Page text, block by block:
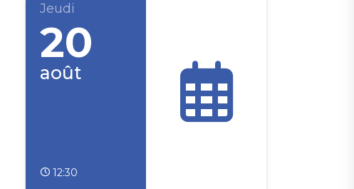
Jeudi
20
août
12:30